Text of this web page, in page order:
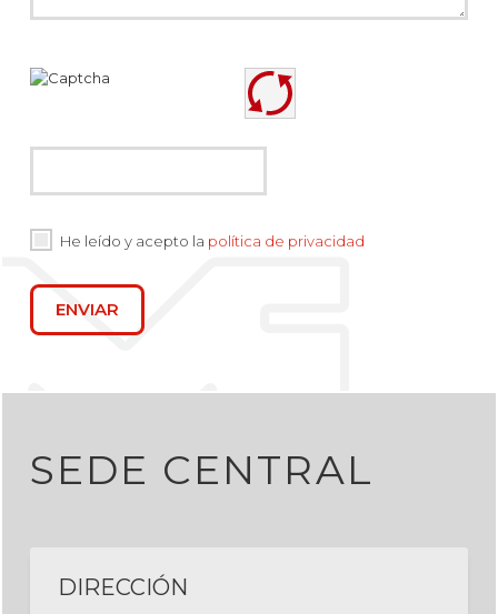
He leído y acepto la política de privacidad
ENVIAR
SEDE CENTRAL
DIRECCIÓN